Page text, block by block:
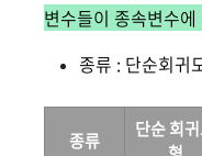
변수들이 종속변수
종류 : 단순회귀
종류
단순 회